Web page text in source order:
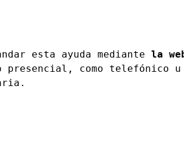
esta ayuda mediante la
presencial, como telefónico